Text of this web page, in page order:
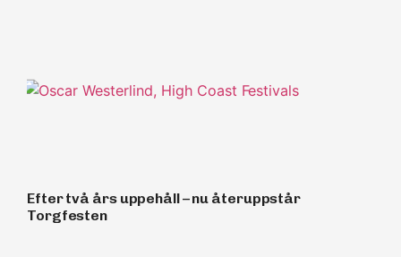
Efter två års uppehåll – nu återuppstår
Torgfesten